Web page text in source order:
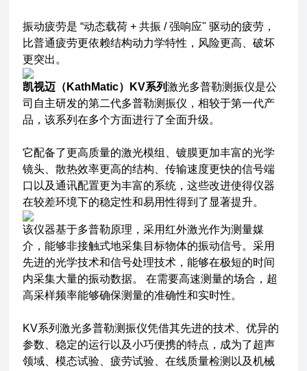
振动疲劳是 “动态载荷 + 共振 / 强响应" 驱动的疲劳，
比普通疲劳更依赖结构动力学特性，风险更高、破坏
更突出。
凯视迈（KathMatic）KV系列激光多普勒测振仪是公
司自主研发的第二代多普勒测振仪，相较于第一代产
品，该系列在多个方面进行了全面升级。
它配备了更高质量的激光模组、镀膜更加丰富的光学
镜头、散热效率更高的结构、传输速度更快的信号端
口以及通讯配置更为丰富的系统，这些改进使得仪器
在较差环境下的稳定性和易用性得到了显著提升。
该仪器基于多普勒原理，采用红外激光作为测量媒
介，能够非接触式地采集目标物体的振动信号。采用
先进的光学技术和信号处理技术，能够在极短的时间
内采集大量的振动数据。 在需要高速测量的场合，超
高采样频率能够确保测量的准确性和实时性。
KV系列激光多普勒测振仪凭借其先进的技术、优异的
参数、稳定的运行以及小巧便携的特点，成为了超声
领域、模态试验、疲劳试验、在线质量检测以及机械